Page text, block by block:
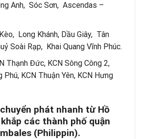
Anh, Sóc Sơn, Ascendas –
Long Khánh, Dầu Giây, Tân
Soài Rạp, Khai Quang Vĩnh Phúc.
Thạnh Đức, KCN Sông Công 2,
Phú, KCN Thuận Yên, KCN Hưng
phát nhanh từ Hồ
các thành phố quận
(Philippin).